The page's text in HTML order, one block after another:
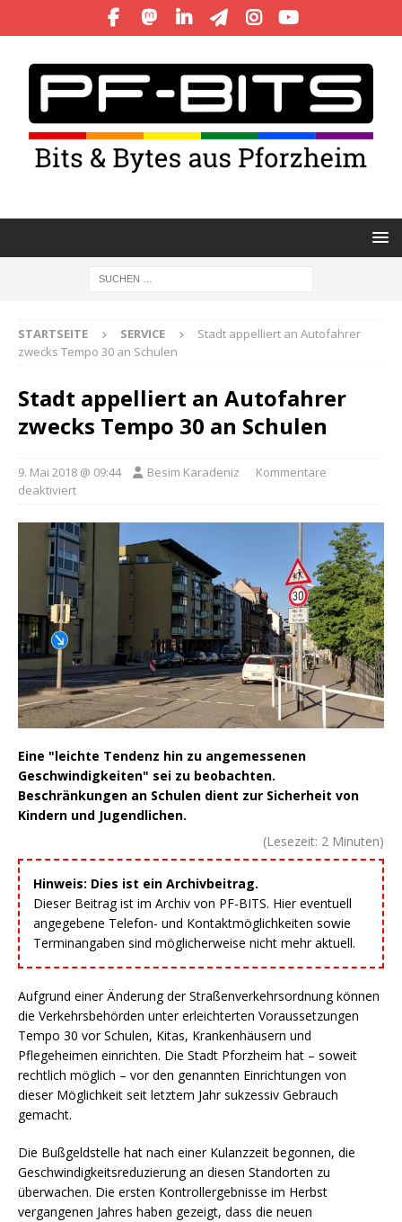
STARTSEITE SERVICE
Stadt appelliert an Autofahrer
zwecks Tempo 30 an Schulen
Stadt appelliert an Autofahrer
zwecks Tempo 30 an Schulen
9. Mai 2018 @ 09:44 Besim Karadeniz
Kommentare
deaktiviert
Eine "leichte Tendenz hin zu angemessenen
Geschwindigkeiten" sei zu beobachten.
Beschränkungen an Schulen dient zur Sicherheit von
Kindern und Jugendlichen.
(Lesezeit: 2 Minuten)
Hinweis: Dies ist ein Archivbeitrag.
Dieser Beitrag ist im Archiv von PF-BITS. Hier eventuell
angegebene Telefon- und Kontaktmöglichkeiten sowie
Terminangaben sind möglicherweise nicht mehr aktuell.
Aufgrund einer Änderung der Straßenverkehrsordnung können
die Verkehrsbehörden unter erleichterten Voraussetzungen
Tempo 30 vor Schulen, Kitas, Krankenhäusern und
Pflegeheimen einrichten. Die Stadt Pforzheim hat – soweit
rechtlich möglich – vor den genannten Einrichtungen von
dieser Möglichkeit seit letztem Jahr sukzessiv Gebrauch
gemacht.
Die Bußgeldstelle hat nach einer Kulanzzeit begonnen, die
Geschwindigkeitsreduzierung an diesen Standorten zu
überwachen. Die ersten Kontrollergebnisse im Herbst
vergangenen Jahres haben gezeigt, dass die neuen